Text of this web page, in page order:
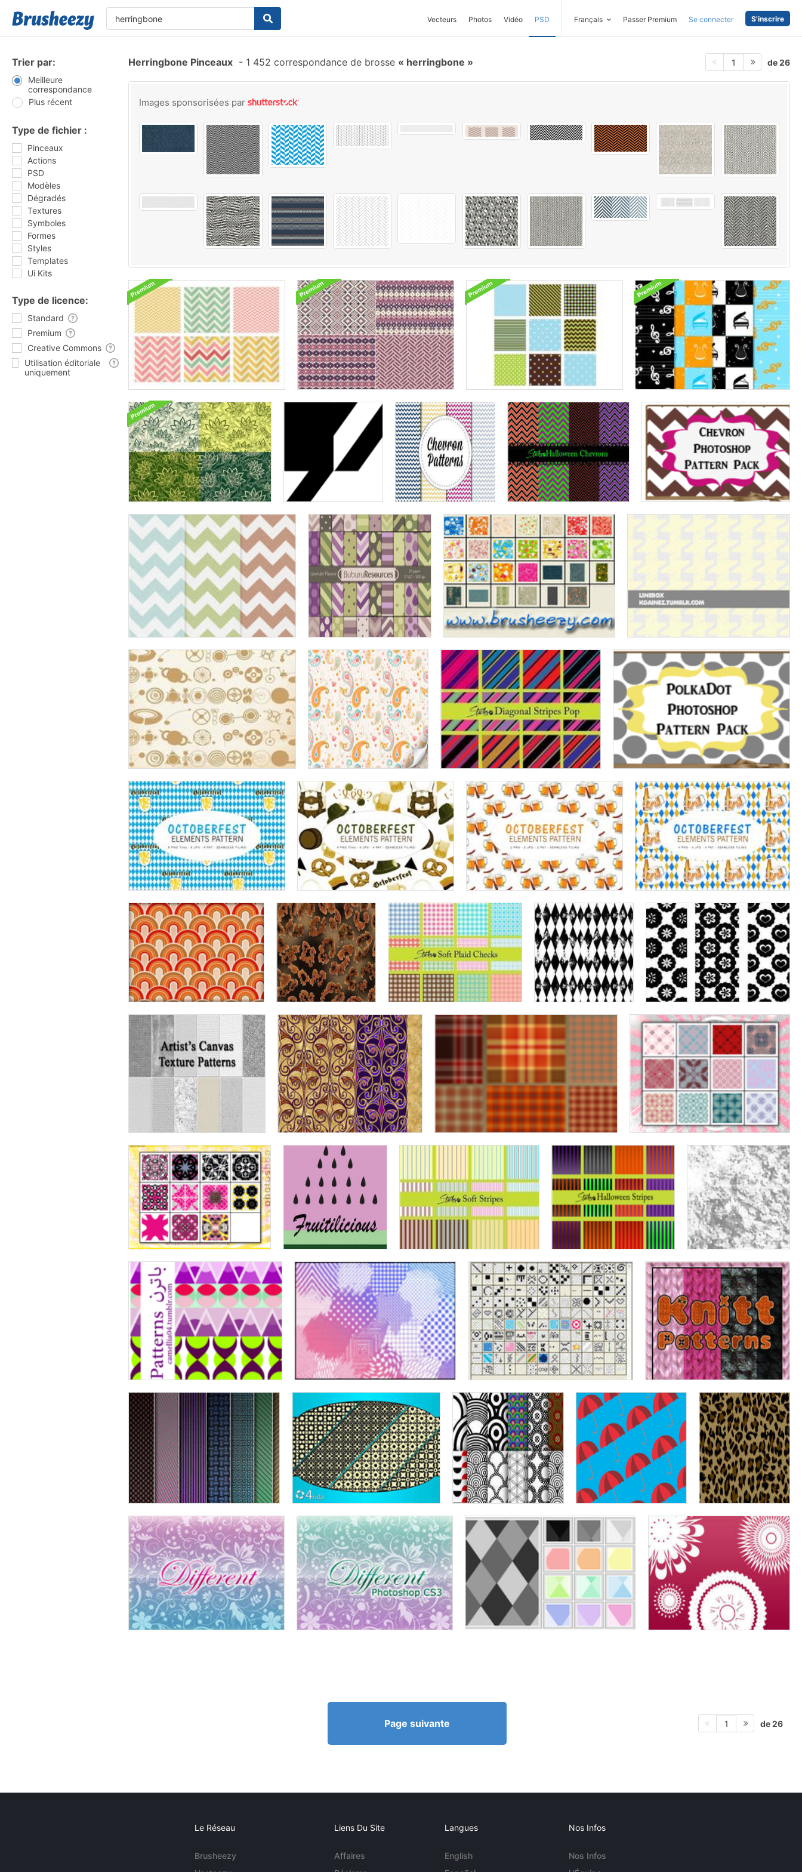
Vecteurs Photos Vidéo PSD Français Passer Premium Se connecter S'inscrire
Trier par:
Meilleure
correspondance
Plus récent
Type de fichier :
Pinceaux
Actions
PSD
Modèles
Dégradés
Textures
Symboles
Formes
Styles
Templates
Ui Kits
Type de licence:
Standard
Premium
Creative Commons
Utilisation éditoriale
uniquement
Herringbone Pinceaux - 1 452 correspondance de brosse herringbone 1 de 26
Images sponsorisées par
Page suivante 1 de 26
Le Réseau
Brusheezy
Liens Du Site
Affaires
Langues
English
Nos Infos
Nos Infos